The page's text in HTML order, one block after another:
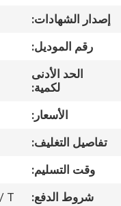
جولة
المصنع
مراقبة
اتصل
إصدار الشهادات:
رقم الموديل:
الحد الأدنى
لكمية:
الأسعار:
تفاصيل التغليف:
وقت التسليم:
شروط الدفع: